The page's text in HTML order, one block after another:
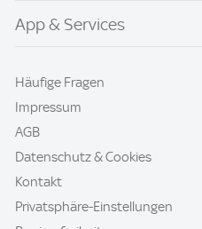
App & Services
Häufige Fragen
Impressum
AGB
Datenschutz & Cookies
Kontakt
Privatsphäre-Einstellungen